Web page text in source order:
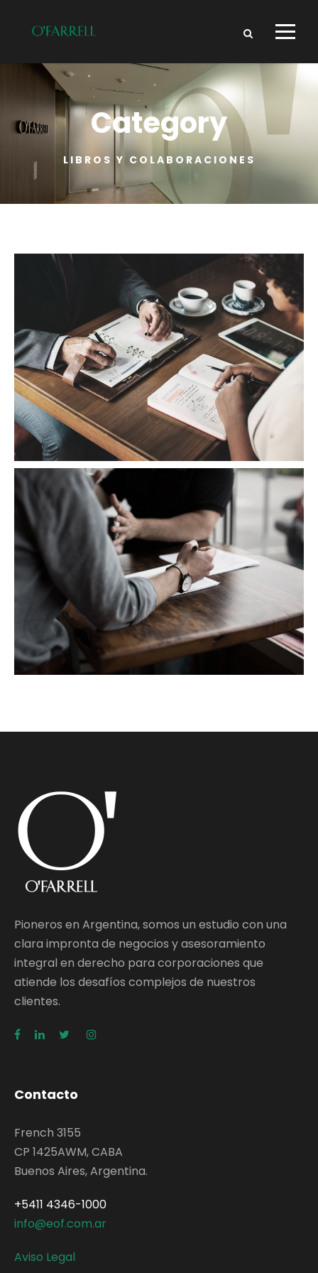
Category
LIBROS Y COLABORACIONES
Pioneros en Argentina, somos un estudio con una
clara impronta de negocios y asesoramiento
integral en derecho para corporaciones que
atiende los desafíos complejos de nuestros
clientes.
Contacto
French 3155
CP 1425AWM, CABA
Buenos Aires, Argentina.
+5411 4346-1000
info@eof.com.ar
Aviso Legal